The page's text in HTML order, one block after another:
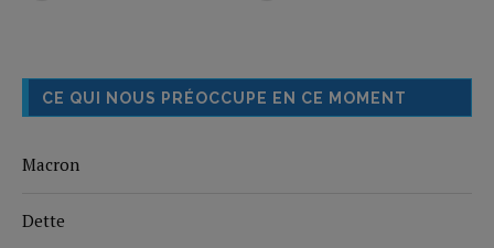
CE QUI NOUS PRÉOCCUPE EN CE MOMENT
Macron
Dette